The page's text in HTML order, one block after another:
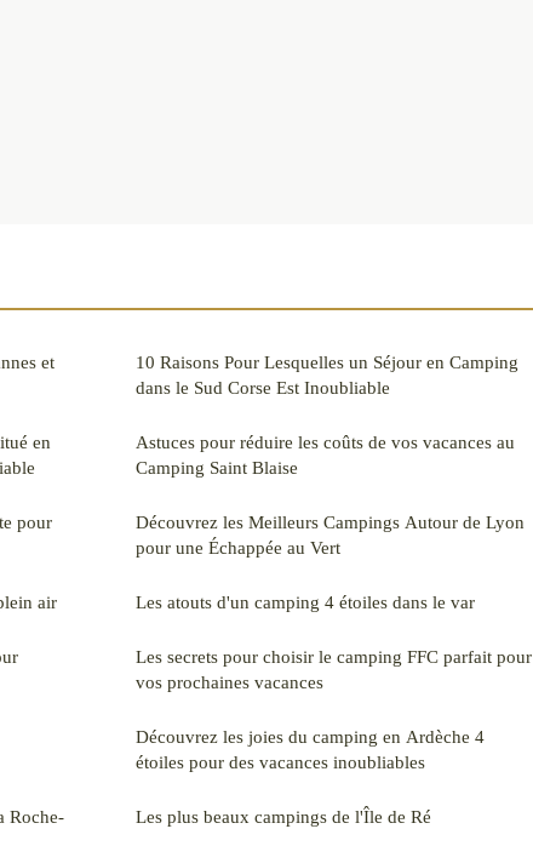
et
en
pour
air
Roche-
10 Raisons Pour Lesquelles un Séjour en Camping
dans le Sud Corse Est Inoubliable
Astuces pour réduire les coûts de vos vacances au
Camping Saint Blaise
Découvrez les Meilleurs Campings Autour de Lyon
pour une Échappée au Vert
Les atouts d'un camping 4 étoiles dans le var
Les secrets pour choisir le camping FFC parfait pour
vos prochaines vacances
Découvrez les joies du camping en Ardèche 4
étoiles pour des vacances inoubliables
Les plus beaux campings de l'Île de Ré